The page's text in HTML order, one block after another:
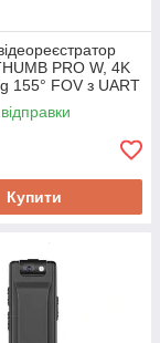
PRO W, 4K
155° FOV з UART
гіроскопом і
Купити